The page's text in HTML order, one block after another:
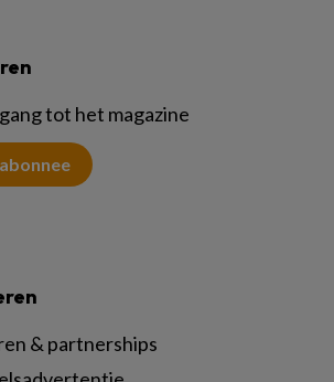
tot het magazine
& partnerships